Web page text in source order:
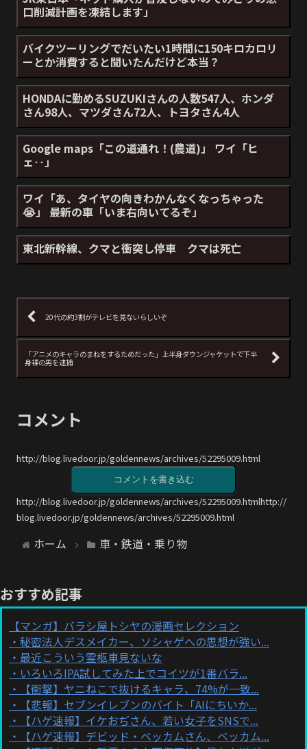
口削減計画を凍結します」
バイクツーリングでだいたい1時間に150キロカロリ
ーとか消費すると聞いたんだけど本当？
HONDAに勤めるSUZUKIさんの人数547人、ホンダ
さん98人、マツダさん72人、トヨタさん4人
Google maps「この道通れ！(農道)」 ワイ「ヒ
ェ‥」
ワイ「あ、タイヤの向きわかんなくなっちゃった
😭」 最新の車「いま右向いてるぞ」
東北新幹線、クマと衝突し停車 クマは死亡
20代の約3割がテレビを見ないらしいぞ
「アニメのキャラのまねをするためだった」上半身ダウンジャケットで下半
身裸の男を逮捕
コメント
http://blog.livedoor.jp/goldennews/archives/52295009.html
コメントを書き込む
http://blog.livedoor.jp/goldennews/archives/52295009.htmlhttp://
blog.livedoor.jp/goldennews/archives/52295009.html
ホーム 車・鉄道・乗り物
おすすめ記事
【マンガ】バラシ屋トシヤの漫画セレクション
秘密法人デスメイカー、ソシャゲへの思想が強い...
最近こういう霊柩車見ないな
いろいろIPA試してみた上でコイツが1番バラ...
【衝撃】ヤニねこで抜けるキャラ、74%が一致...
【悲報】セブンイレブンのバイト「AIにちいか...
【ハゲ速報】イケおぢさん、若い女子をSNSで...
【ハゲ速報】デビッド・ベッカムさん、ベッカム...